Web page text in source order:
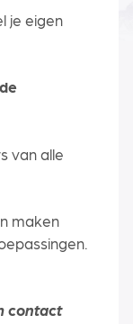
je eigen
van alle
maken
contact